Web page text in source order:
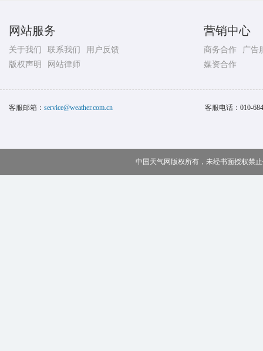
网站服务
关于我们 联系我们
用户反馈
版权声明
网站律师
营销中心
商务合作
广告
媒资合作
客服邮箱： service@weather.com.cn 客服电话： 010-
中国天气网版权所有，未经书面授权